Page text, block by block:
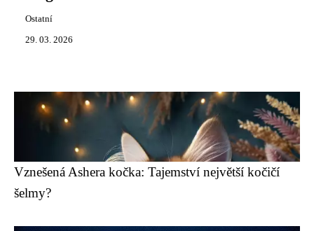
Ostatní
29. 03. 2026
Vznešená Ashera kočka: Tajemství největší kočičí
šelmy?